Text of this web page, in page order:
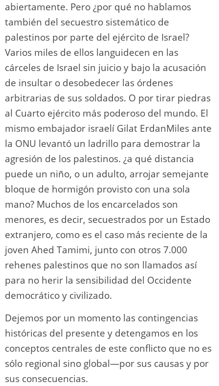
abiertamente. Pero ¿por qué no hablamos
también del secuestro sistemático de
palestinos por parte del ejército de Israel?
Varios miles de ellos languidecen en las
cárceles de Israel sin juicio y bajo la acusación
de insultar o desobedecer las órdenes
arbitrarias de sus soldados. O por tirar piedras
al Cuarto ejército más poderoso del mundo. El
mismo embajador israelí Gilat ErdanMiles ante
la ONU levantó un ladrillo para demostrar la
agresión de los palestinos. ¿a qué distancia
puede un niño, o un adulto, arrojar semejante
bloque de hormigón provisto con una sola
mano? Muchos de los encarcelados son
menores, es decir, secuestrados por un Estado
extranjero, como es el caso más reciente de la
joven Ahed Tamimi, junto con otros 7.000
rehenes palestinos que no son llamados así
para no herir la sensibilidad del Occidente
democrático y civilizado.
Dejemos por un momento las contingencias
históricas del presente y detengamos en los
conceptos centrales de este conflicto que no es
sólo regional sino global―por sus causas y por
sus consecuencias.